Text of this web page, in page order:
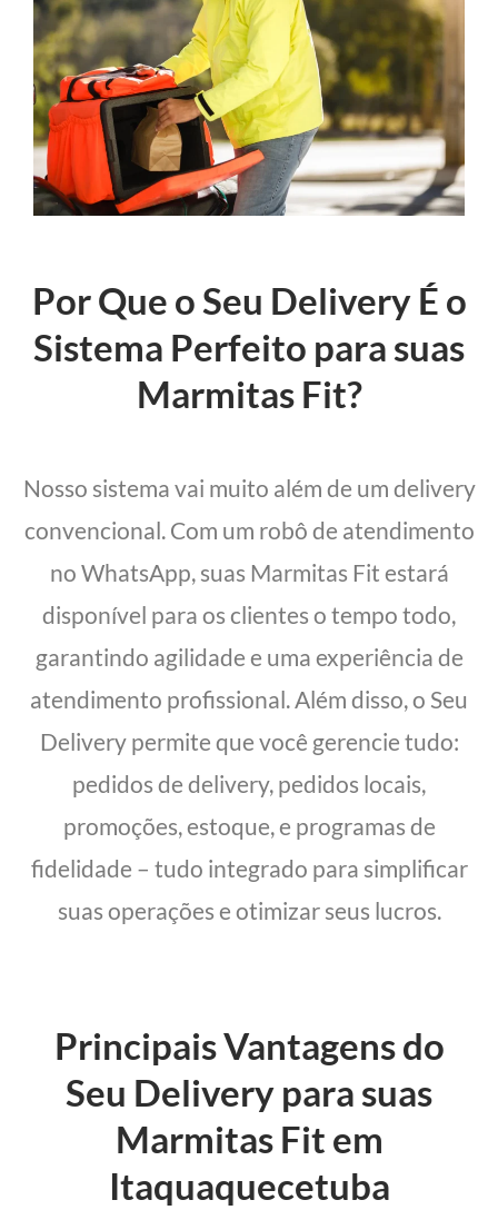
Por Que o Seu Delivery É o
Sistema Perfeito para suas
Marmitas Fit?
Nosso sistema vai muito além de um delivery
convencional. Com um robô de atendimento
no WhatsApp, suas Marmitas Fit estará
disponível para os clientes o tempo todo,
garantindo agilidade e uma experiência de
atendimento profissional. Além disso, o Seu
Delivery permite que você gerencie tudo:
pedidos de delivery, pedidos locais,
promoções, estoque, e programas de
fidelidade – tudo integrado para simplificar
suas operações e otimizar seus lucros.
Principais Vantagens do
Seu Delivery para suas
Marmitas Fit em
Itaquaquecetuba